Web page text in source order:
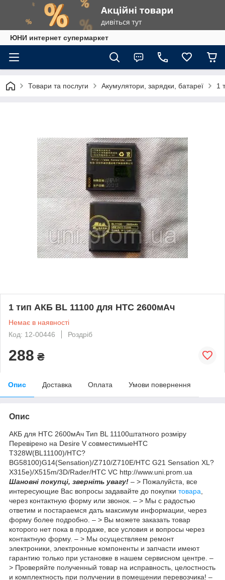
ЮНИ интернет супермаркет
Товари та послуги Акумулятори, зарядки, батареї 1
1 тип АКБ BL 11100 для HTC 2600мАч
Немає в наявності
Код: 12-00446
Роздріб
288 ₴
Опис Доставка Оплата Умови повернення
Опис
АКБ для HTC 2600мАч Тип BL 11100штатного розміру
Перевірено на Desire V совместимыеНТС
T328W(BL11100)/HTC?
BG58100)G14(Sensation)/Z710/Z710E/HTC G21 Sensation XL?
X315e)/X515m/3D/Rader/HTC VC http://www.uni.prom.ua
Шановні покупці, зверніть увагу! – > Пожалуйста, все
интересующие Вас вопросы задавайте до покупки товара
через контактную форму или звонок. – > Мы с радостью
ответим и постараемся дать максимум информации, через
форму более подробно. – > Вы можете заказать товар
которого нет пока в продаже, все условия и вопросы через
контактную форму. – > Мы осуществляем ремонт
электроники, электронные компоненты и запчасти имеют
гарантию только при установке в нашем сервисном центре. –
> Проверяйте полученный товар на исправность, целостность
и комплектность при получении в помещении перевозчика! –